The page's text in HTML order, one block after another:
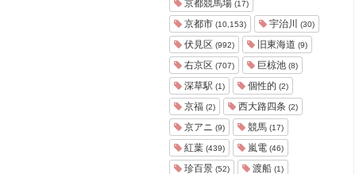
京都競馬場 (17)
京都市 (10,153) 宇治川 (30)
伏見区 (992) 旧東海道 (9)
右京区 (707) 巨椋池 (8)
深草駅 (1) 個性的 (2)
京福 (2) 西大路四条 (2)
京アニ (9) 競馬 (17)
紅葉 (439) 嵐電 (46)
珍百景 (52) 渡船 (1)